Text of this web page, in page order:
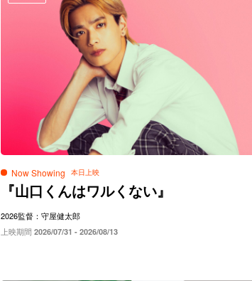
Now Showing
『山口くんはワルくない』
2026監督：守屋健太郎
上映期間 2026/07/31 - 2026/08/13